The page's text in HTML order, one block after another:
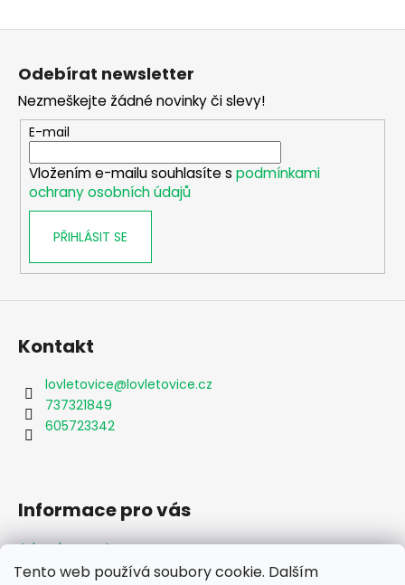
Tento web používá soubory cookie. Dalším
Z
Odebírat newsletter
Nezmeškejte žádné novinky či slevy!
E-mail
Vložením e-mailu souhlasíte s podmínkami
ochrany osobních údajů
PŘIHLÁSIT SE
Kontakt
lovletovice@lovletovice.cz
737321849
605723342
Informace pro vás
Jak nakupovat
Obchodní podmínky